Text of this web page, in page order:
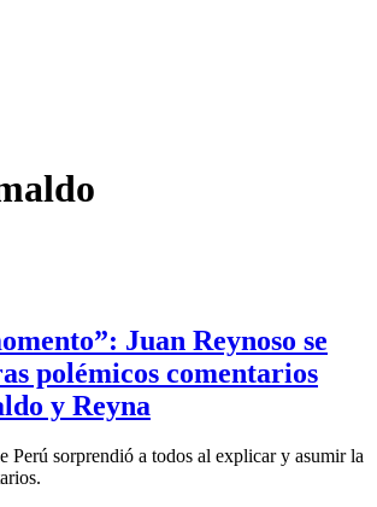
Juan Reynoso se
polémicos comentarios
y Reyna
Perú sorprendió a todos al explicar y asumir la